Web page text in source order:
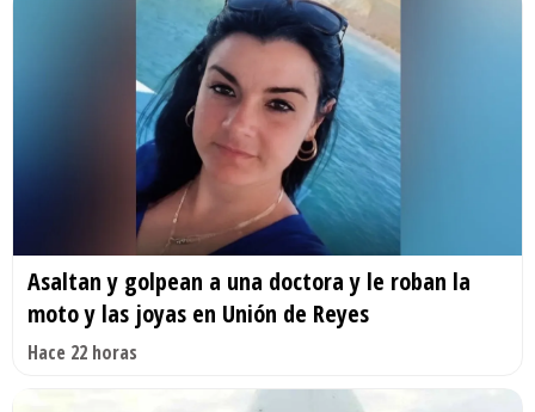
Asaltan y golpean a una doctora y le roban la
moto y las joyas en Unión de Reyes
Hace 22 horas